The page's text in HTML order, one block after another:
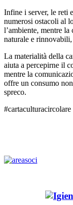
Infine i server, le reti
numerosi ostacoli al
l’ambiente, mentre
naturale e
La materialità della
aiuta a percepirne il
mentre la
offre un consumo
spreco.
#cartaculturacircolare